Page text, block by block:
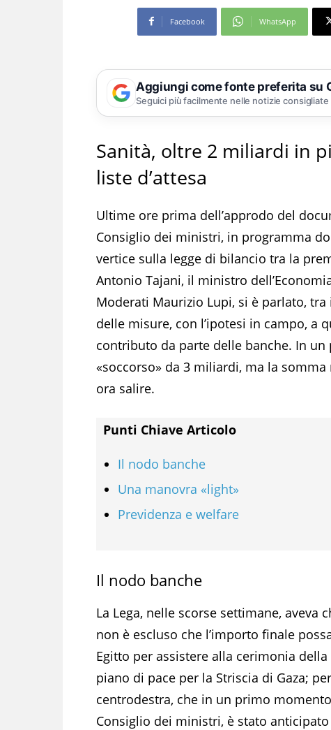
Facebook WhatsApp
Aggiungi come fonte preferita su
Seguici più facilmente nelle notizie consigliate
Sanità, oltre 2 miliardi in
liste d’attesa
Ultime ore prima dell’approdo del
Consiglio dei ministri, in programma
vertice sulla legge di bilancio tra la
Antonio Tajani, il ministro
Moderati Maurizio Lupi, si è parlato,
delle misure, con l’ipotesi in campo, a
contributo da parte delle banche. In
«soccorso» da 3 miliardi, ma la
ora salire.
Punti Chiave Articolo
Il nodo banche
Una manovra «light»
Previdenza e welfare
Il nodo banche
La Lega, nelle scorse settimane,
non è escluso che l’importo finale
Egitto per assistere alla cerimonia
piano di pace per la Striscia di Gaza;
centrodestra, che in un primo
Consiglio dei ministri, è stato